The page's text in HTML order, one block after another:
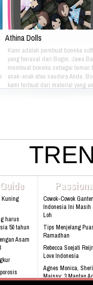
Athina Dolls
Kami adalah pembuat boneka
yang berasal dari Bogor, Jawa
membuat boneka sebagai teman
anak-anak atau saudara Anda.
kami terbuat dari material yang
4080 Email:
Bbm: 7CD899C3 Addresh:
Park, Jl. Raya Babakan Madang
www.athinadolls.com We Bring
To All Children !! Cinta Batik
Ku Indonesia !! Klik Di Sini Untuk
Website Kami
Kuning
harus
50 tahun
Asam
Cowok-Cowok
Indonesia Ini Masih
Loh
Tips Menjelang
Ramadhan
Rebecca Soejati
Love Indonesia
Agnes Monica,
Maissy: 3 Mantan